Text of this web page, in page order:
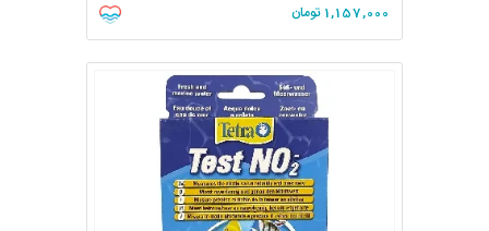
1,157,000 تومان